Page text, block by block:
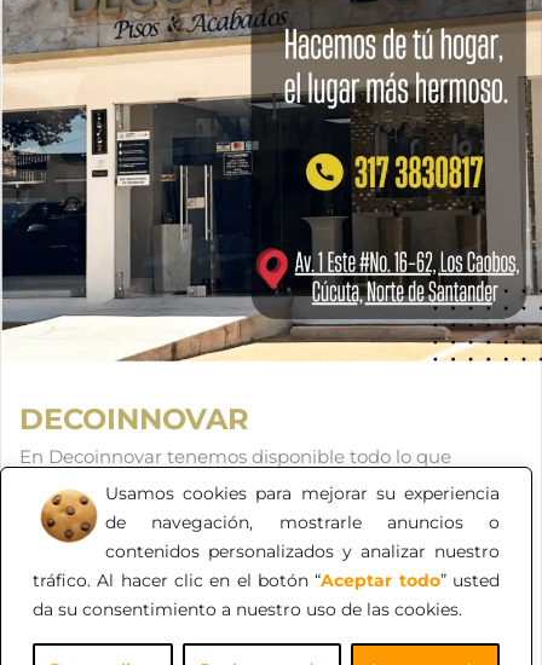
Usamos cookies para mejorar su experiencia
de navegación, mostrarle anuncios o
contenidos personalizados y analizar nuestro
tráfico. Al hacer clic en el botón “Aceptar todo” usted
da su consentimiento a nuestro uso de las cookies.
DECOINNOVAR
En Decoinnovar tenemos disponible todo lo que
requiere para los acabados de tu proyecto, también
productos de interiorismo. En un solo lugar lo
encuentras todo, de alta calidad, nuevas colecciones y al
mejor precio. Ven y te asesoramos.